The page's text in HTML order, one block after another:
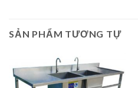
SẢN PHẨM TƯƠNG TỰ